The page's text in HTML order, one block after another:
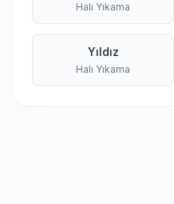
Halı Yıkama
Yıldız
Halı Yıkama